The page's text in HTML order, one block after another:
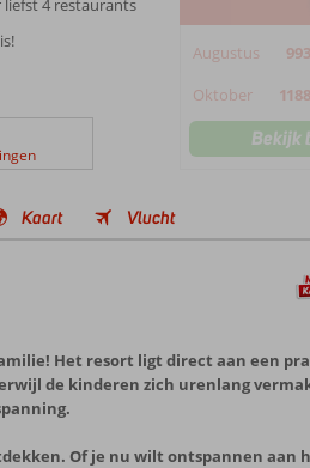
4 restaurants
Augustus 993
Oktober 1188
Bekijk
Kaart Vlucht
Het resort ligt direct aan een
de kinderen zich urenlang
Of je nu wilt ontspannen aan